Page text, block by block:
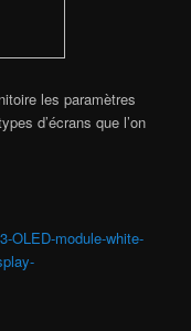
les paramètres
d’écrans que l’on
OLED-module-white-